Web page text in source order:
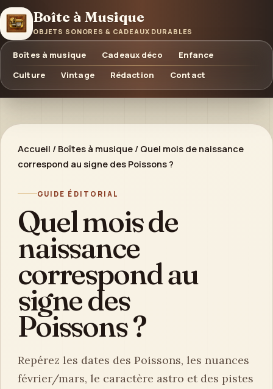
Boîte à Musique
OBJETS SONORES & CADEAUX DURABLES
Boîtes à musique Cadeaux déco
Enfance
Culture
Vintage Rédaction Contact
Accueil / Boîtes à musique / Quel mois de naissance
correspond au signe des Poissons ?
GUIDE ÉDITORIAL
Quel mois de
naissance
correspond au
signe des
Poissons ?
Repérez les dates des Poissons, les nuances
février/mars, le caractère astro et des pistes